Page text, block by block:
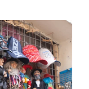
/ Flickr / CC BY SA 2.0